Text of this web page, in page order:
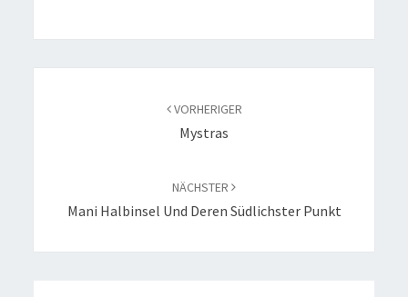
VORHERIGER
Mystras
NÄCHSTER
Mani Halbinsel Und Deren Südlichster Punkt